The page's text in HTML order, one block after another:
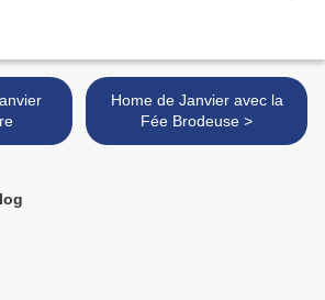
Home de Janvier avec la
Fée Brodeuse >